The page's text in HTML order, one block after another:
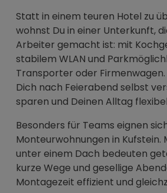
Statt in einem teuren Hotel zu
wohnst Du in einer Unterkunft,
Arbeiter gemacht ist: mit
stabilem WLAN und
Transporter oder Firmenwagen.
Dich nach Feierabend selbst
sparen und Deinen Alltag
Besonders für Teams eignen
Monteurwohnungen in Kufstein.
unter einem Dach bedeuten
kurze Wege und gesellige
Montagezeit effizient und